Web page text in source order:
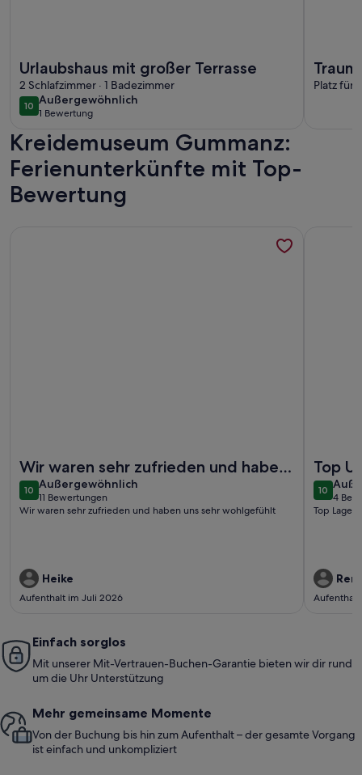
Urlaubshaus mit großer Terrasse
2 Schlafzimmer · 1 Badezimmer
1010 von 10
Außergewöhnlich
außergewöhnlich
1 Bewertung
(1
bewertung)
mit
Platz für
Kreidemuseum Gummanz:
Ferienunterkünfte mit Top-
Bewertung
Wir waren sehr zufrieden und haben
uns sehr wohlgefühlt
1010 von 10
Außergewöhnlich
außergewöhnlich
11 Bewertungen
(11
Wir waren sehr zufrieden und haben uns sehr wohlgefühlt
Heike
Aufenthalt im Juli 2026
Weitere Infos zu Komfortable Ferienwohnung mit Balkon
Top
1010 von
4
(4
Top Lage
Einfach sorglos
Mit unserer Mit-Vertrauen-Buchen-Garantie bieten wir dir rund
um die Uhr Unterstützung
Mehr gemeinsame Momente
Von der Buchung bis hin zum Aufenthalt – der gesamte Vorgang
ist einfach und unkompliziert